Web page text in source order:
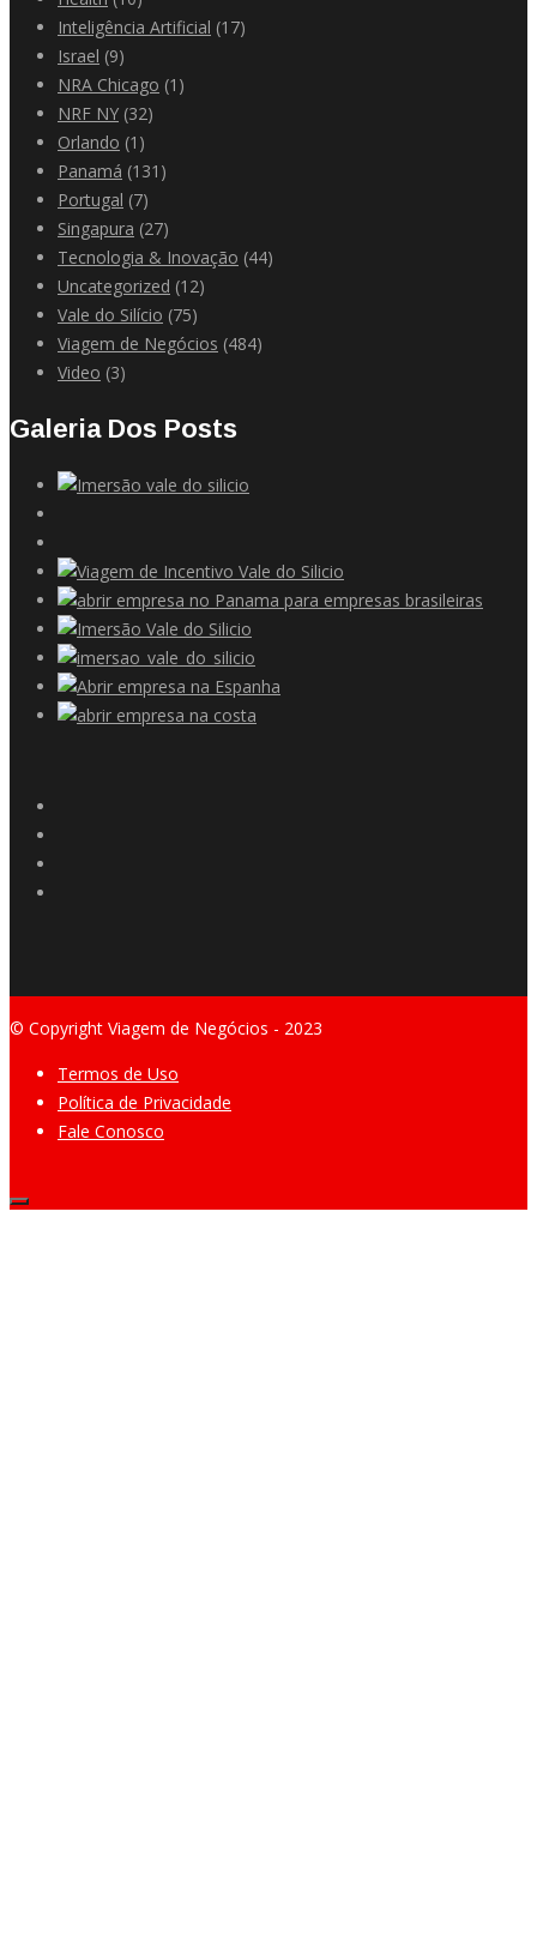
Inteligência Artificial (17)
Israel (9)
NRA Chicago (1)
NRF NY (32)
Orlando (1)
Panamá (131)
Portugal (7)
Singapura (27)
Tecnologia & Inovação (44)
Uncategorized (12)
Vale do Silício (75)
Viagem de Negócios (484)
Video (3)
Galeria Dos Posts
© Copyright Viagem de Negócios - 2023
Termos de Uso
Política de Privacidade
Fale Conosco